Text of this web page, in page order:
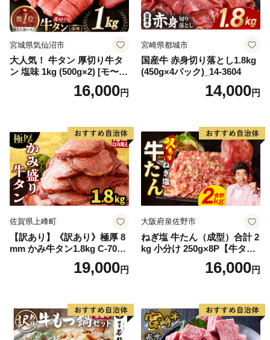
宮城県気仙沼市
大人気！ 牛タン 厚切り牛タ
ン 塩味 1kg (500g×2) [モ〜ラ
ンド 宮城県 気仙沼市 205646
60] 肉 牛肉 精肉 牛たん 牛タ
16,000円
宮崎県都城市
国産牛 赤身切り落とし1.8kg
(450g×4パック)_14-3604
14,000円
佐賀県上峰町
【訳あり】《訳あり》極厚 8
mm かみ牛タン1.8kg C-709-
19,000円
大阪府泉佐野市
ねぎ塩 牛たん（成型）合計 2
kg 小分け 250g×8P【牛タン
牛肉 焼肉用 薄切り 訳あり サ
16,000円